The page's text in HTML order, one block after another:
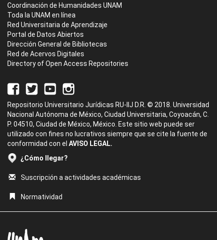
Coordinación de Humanidades UNAM
Toda la UNAM en línea
Red Universitaria de Aprendizaje
Portal de Datos Abiertos
Dirección General de Bibliotecas
Red de Acervos Digitales
Directory of Open Access Repositories
Repositorio Universitario Jurídicas RU-IIJ D.R. © 2018. Universidad
Nacional Autónoma de México, Ciudad Universitaria, Coyoacán, C.
P. 04510, Ciudad de México, México. Este sitio web puede ser
utilizado con fines no lucrativos siempre que se cite la fuente de
conformidad con el AVISO LEGAL.
¿Cómo llegar?
Suscripción a actividades académicas
Normatividad